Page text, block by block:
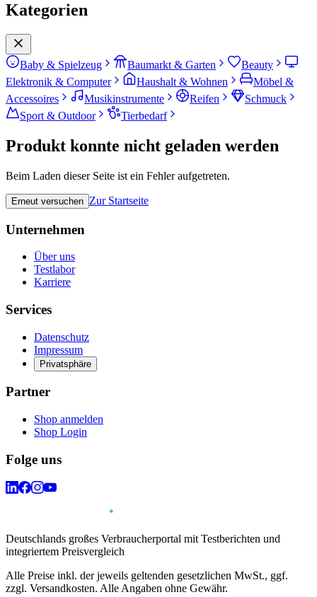
Kategorien
Baby & Spielzeug Baumarkt & Garten
Beauty
Elektronik & Computer
Haushalt & Wohnen
Möbel &
Accessoires
Musikinstrumente Reifen
Schmuck
Sport & Outdoor
Tierbedarf
Produkt konnte nicht geladen werden
Beim Laden dieser Seite ist ein Fehler aufgetreten.
Erneut versuchen Zur Startseite
Unternehmen
Über uns
Testlabor
Karriere
Services
Datenschutz
Impressum
Privatsphäre
Partner
Shop anmelden
Shop Login
Folge uns
Deutschlands großes Verbraucherportal mit Testberichten und
integriertem Preisvergleich
Alle Preise inkl. der jeweils geltenden gesetzlichen MwSt., ggf.
zzgl. Versandkosten. Alle Angaben ohne Gewähr.